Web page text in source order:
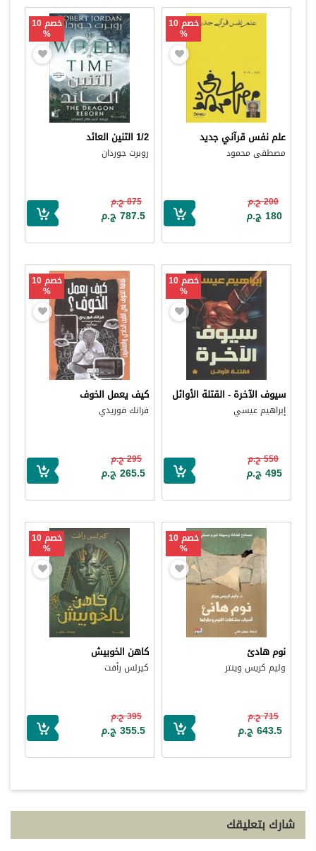
خصم 10
%
علم نفس قرآني جديد
مصطفى محمود
200 ج.م
180 ج.م
خصم 10
%
1/2 التنين العائد
روبرت جوردان
875 ج.م
787.5 ج.م
خصم 10
%
سيوف الآخرة - القتلة الأوائل
إبراهيم عيسي
550 ج.م
495 ج.م
خصم 10
%
كيف يعمل الخوف
فرانك فوريدي
295 ج.م
265.5 ج.م
خصم 10
%
نوم هادئ
وليم كريس وينتر
715 ج.م
643.5 ج.م
خصم 10
%
كاهن الخوبيش
كيرلس رأفت
395 ج.م
355.5 ج.م
شارك بتعليقك